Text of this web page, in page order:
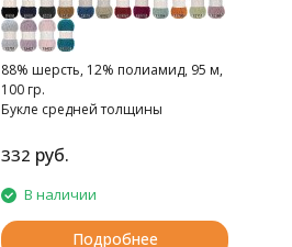
88% шерсть, 12% полиамид, 95 м,
100 гр.
Букле средней толщины
332 руб.
В наличии
Подробнее